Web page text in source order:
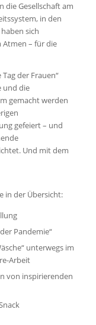
die Gesellschaft am
in den
sich
– für die
der Frauen“
und die
gemacht werden
gefeiert – und
Und mit dem
in der Übersicht:
Pandemie“
unterwegs im
Arbeit
von inspirierenden